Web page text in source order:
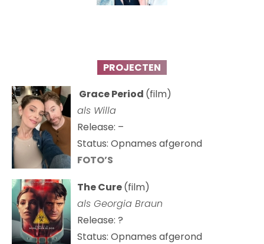
PROJECTEN
Grace Period (film)
als Willa
Release: –
Status: Opnames afgerond
FOTO’S
The Cure(film)
als Georgia Braun
Release: ?
Status: Opnames afgerond